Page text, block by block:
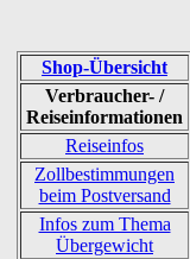
Shop-Übersicht
Verbraucher- /
Reiseinformationen
Reiseinfos
Zollbestimmungen
beim Postversand
Infos zum Thema
Übergewicht